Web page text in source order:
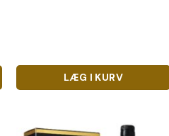
LÆG I KURV